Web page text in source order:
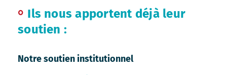
Ils nous apportent déjà leur
soutien :
Notre soutien institutionnel